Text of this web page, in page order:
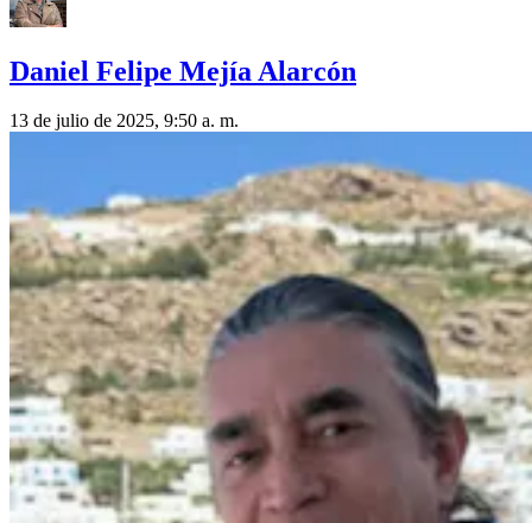
Daniel Felipe Mejía Alarcón
13 de julio de 2025, 9:50 a. m.